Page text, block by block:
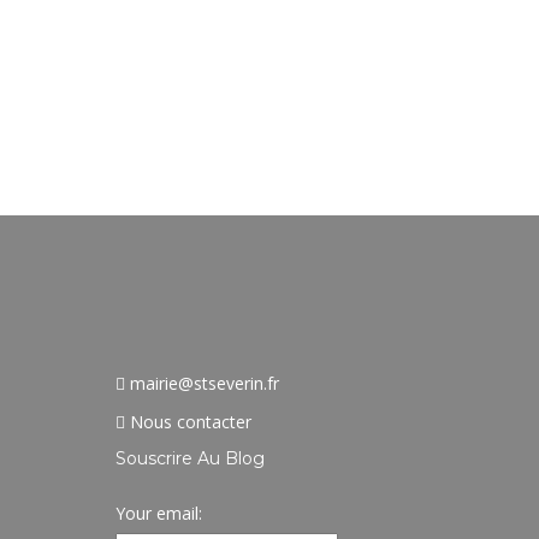
mairie@stseverin.fr
Nous contacter
Souscrire Au Blog
Your email: